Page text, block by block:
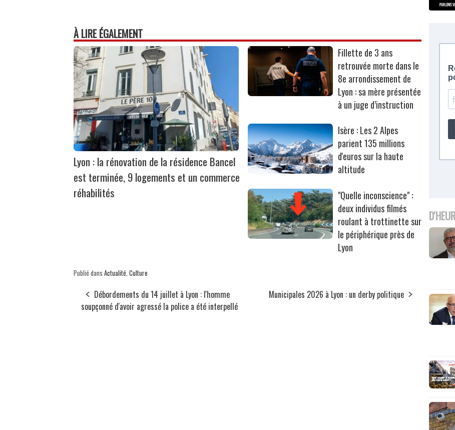
À LIRE ÉGALEMENT
Lyon : la rénovation de la résidence Bancel
est terminée, 9 logements et un commerce
réhabilités
Fillette de 3 ans
retrouvée morte dans le
8e arrondissement de
Lyon : sa mère présentée
à un juge d’instruction
Isère : Les 2 Alpes
parient 135 millions
d'euros sur la haute
altitude
"Quelle inconscience" :
deux individus filmés
roulant à trottinette sur
le périphérique près de
Lyon
Publié dans Actualité, Culture
Débordements du 14 juillet à Lyon : l'homme
soupçonné d'avoir agressé la police a été interpellé
Municipales 2026 à Lyon : un derby politique